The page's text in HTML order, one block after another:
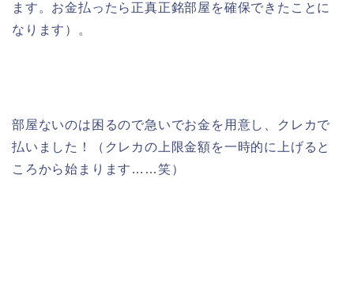
ます。お金払ったら正真正銘部屋を確保できたことに
なります）。
部屋ないのは困るので急いでお金を用意し、クレカで
払いました！（クレカの上限金額を一時的に上げると
ころから始まります……笑）